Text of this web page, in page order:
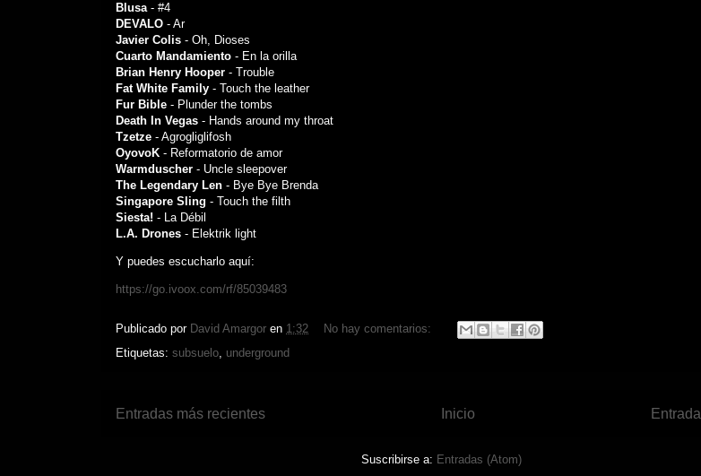
Blusa- #4
DEVALO - Ar
Javier Colis - Oh, Dioses
Cuarto Mandamiento - En la orilla
Brian Henry Hooper - Trouble
Fat White Family - Touch the leather
Fur Bible - Plunder the tombs
Death In Vegas - Hands around my throat
Tzetze - Agrogliglifosh
OyovoK - Reformatorio de amor
Warmduscher - Uncle sleepover
The Legendary Len - Bye Bye Brenda
Singapore Sling - Touch the filth
Siesta! - La Débil
L.A. Drones - Elektrik light
Y puedes escucharlo aquí:
https://go.ivoox.com/rf/85039483
Publicado por David Amargor en 1:32
No hay comentarios:
Etiquetas: subsuelo, underground
Entradas más recientes Inicio
Suscribirse a: Entradas (Atom)